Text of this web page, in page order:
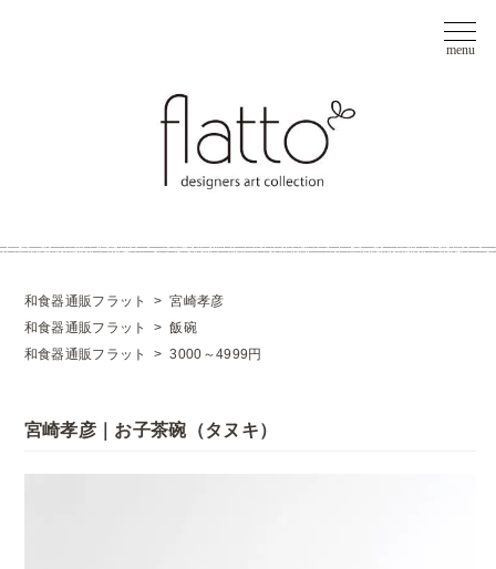
和食器通販フラット >宮崎孝彦
和食器通販フラット
>飯碗
和食器通販フラット
>3000～4999円
宮崎孝彦｜お子茶碗（タヌキ）